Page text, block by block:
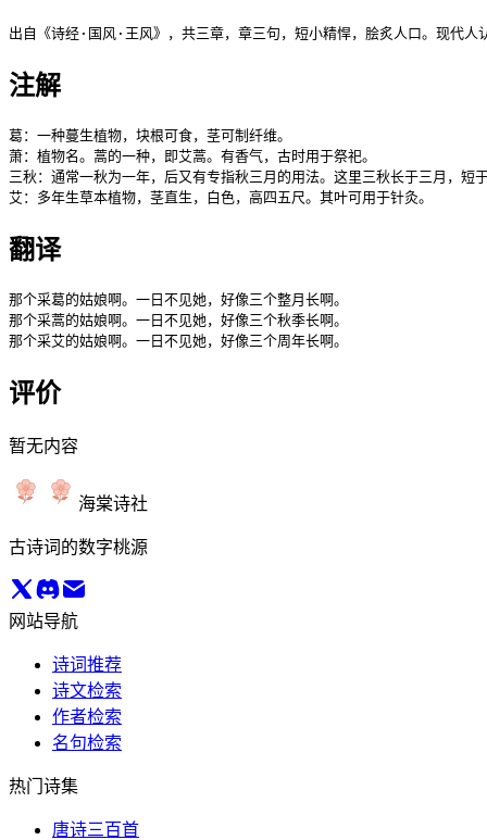
出自《诗经·国风·王风》，共三章，章三句，短小精悍，脍炙人口。现代
注解
葛：一种蔓生植物，块根可食，茎可制纤维。
萧：植物名。蒿的一种，即艾蒿。有香气，古时用于祭祀。
三秋：通常一秋为一年，后又有专指秋三月的用法。这里三秋长于三月，短
翻译
那个采葛的姑娘啊。一日不见她，好像三个整月长啊。
那个采蒿的姑娘啊。一日不见她，好像三个秋季长啊。
那个采艾的姑娘啊。一日不见她，好像三个周年长啊。
评价
暂无内容
海棠诗社
古诗词的数字桃源
网站导航
诗词推荐
诗文检索
作者检索
名句检索
热门诗集
唐诗三百首